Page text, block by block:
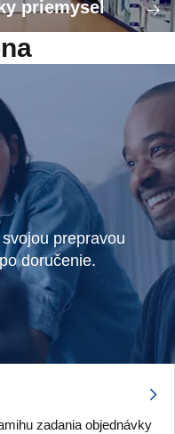
priemysel
prepravou
doručenie.
zadania objednávky